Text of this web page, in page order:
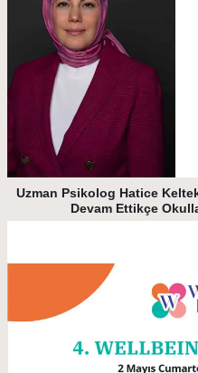
Uzman Psikolog Hatice
Devam Ettikçe